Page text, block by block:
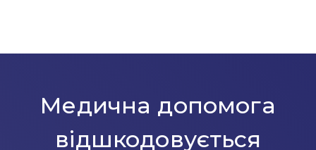
Медична допомога
відшкодовується